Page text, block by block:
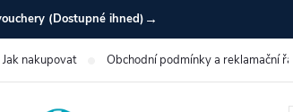
(Dostupné ihned) →
Jak nakupovat Obchodní podmínky a reklamační řád